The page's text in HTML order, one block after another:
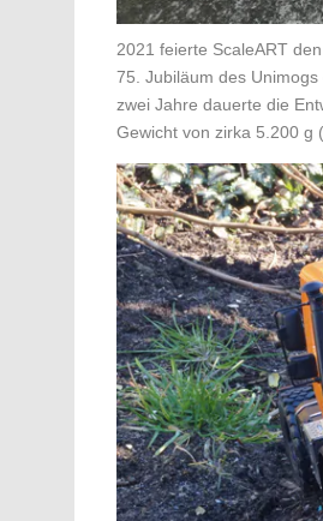
2021 feierte ScaleART
75. Jubiläum des
zwei Jahre dauerte die
Gewicht von zirka 5.200 g